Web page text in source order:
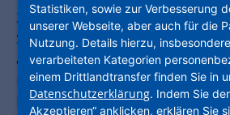
2007 wurde Hofheim Nord in
Städtebauprogramm Soziale
aufgenommen. Zwei Jahre
ProjektStadt ein Integriertes
Handlungskonzept und
Statistiken, sowie zur Verbesserung
unserer Webseite, aber auch für die
Nutzung. Details hierzu,
verarbeiteten Kategorien
einem Drittlandtransfer finden Sie in
Datenschutzerklärung. Indem Sie
Akzeptieren“ anklicken, erklären Sie